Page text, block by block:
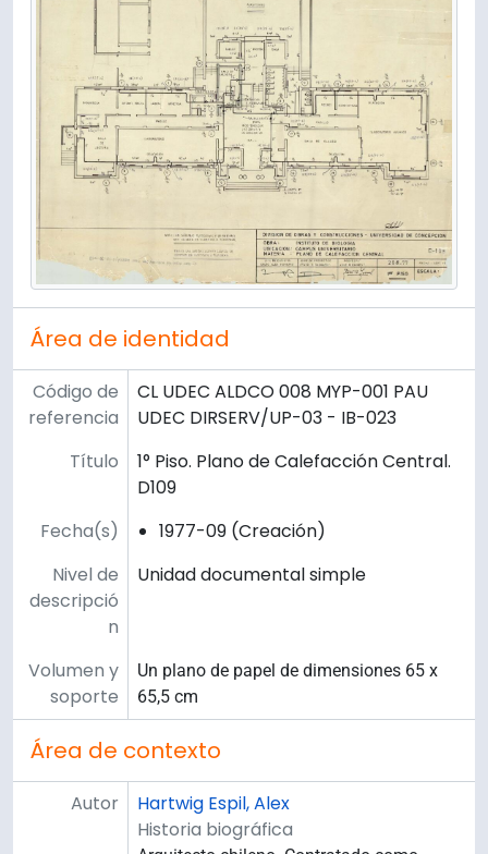
Área de identidad
Código de
referencia
CL UDEC ALDCO 008 MYP-001 PAU
UDEC DIRSERV/UP-03 - IB-023
Título
1° Piso. Plano de Calefacción Central.
D109
Fecha(s)
1977-09 (Creación)
Nivel de
descripció
n
Unidad documental simple
Volumen y
soporte
Un plano de papel de dimensiones 65 x
65,5 cm
Área de contexto
Autor
Hartwig Espil, Alex
Historia biográfica